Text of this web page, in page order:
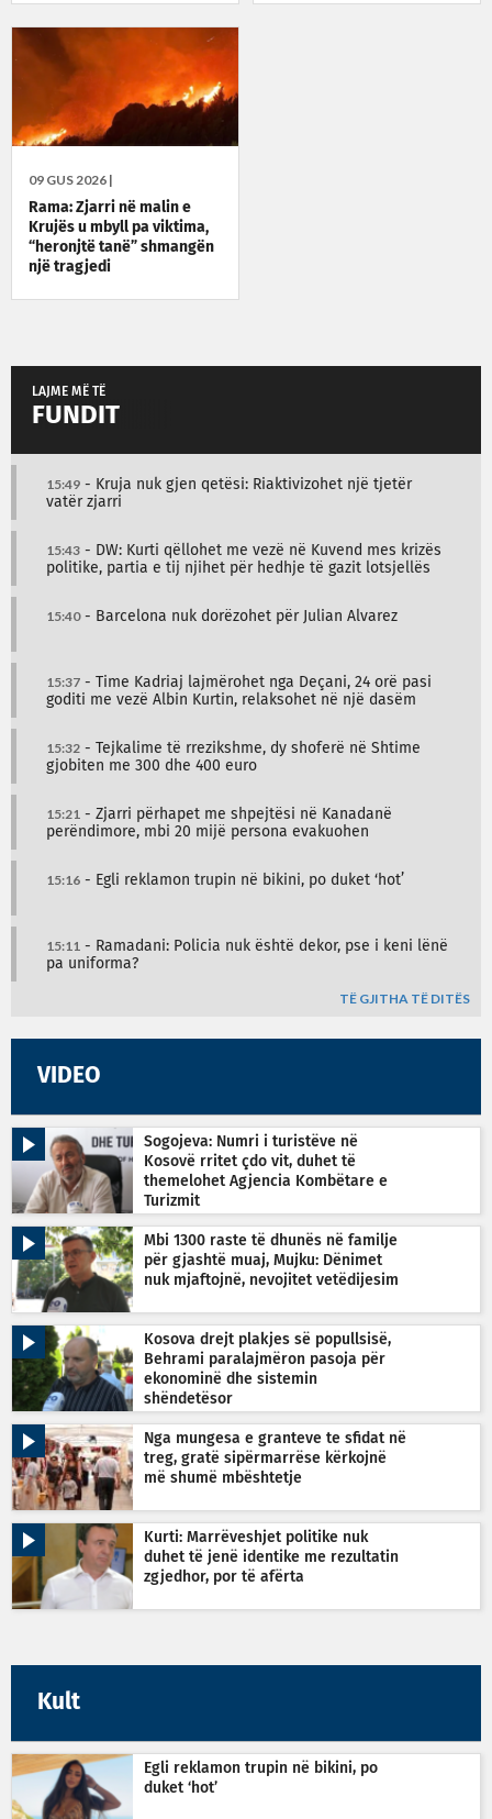
09 GUS 2026 |
Rama: Zjarri në malin e
Krujës u mbyll pa viktima,
“heronjtë tanë” shmangën
një tragjedi
LAJME MË TË
FUNDIT
15:49 - Kruja nuk gjen qetësi: Riaktivizohet një tjetër
vatër zjarri
15:43 - DW: Kurti qëllohet me vezë në Kuvend mes krizës
politike, partia e tij njihet për hedhje të gazit lotsjellës
15:40- Barcelona nuk dorëzohet për Julian Alvarez
15:37 - Time Kadriaj lajmërohet nga Deçani, 24 orë pasi
goditi me vezë Albin Kurtin, relaksohet në një dasëm
15:32 - Tejkalime të rrezikshme, dy shoferë në Shtime
gjobiten me 300 dhe 400 euro
15:21 - Zjarri përhapet me shpejtësi në Kanadanë
perëndimore, mbi 20 mijë persona evakuohen
15:16 - Egli reklamon trupin në bikini, po duket ‘hot’
15:11 - Ramadani: Policia nuk është dekor, pse i keni lënë
pa uniforma?
TË GJITHA TË DITËS
VIDEO
Sogojeva: Numri i turistëve në
Kosovë rritet çdo vit, duhet të
themelohet Agjencia Kombëtare e
Turizmit
Mbi 1300 raste të dhunës në familje
për gjashtë muaj, Mujku: Dënimet
nuk mjaftojnë, nevojitet vetëdijesim
Kosova drejt plakjes së popullsisë,
Behrami paralajmëron pasoja për
ekonominë dhe sistemin
shëndetësor
Nga mungesa e granteve te sfidat në
treg, gratë sipërmarrëse kërkojnë
më shumë mbështetje
Kurti: Marrëveshjet politike nuk
duhet të jenë identike me rezultatin
zgjedhor, por të afërta
Kult
Egli reklamon trupin në bikini, po
duket ‘hot’